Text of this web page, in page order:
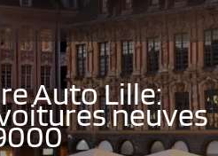
Auto Lille:
neuves